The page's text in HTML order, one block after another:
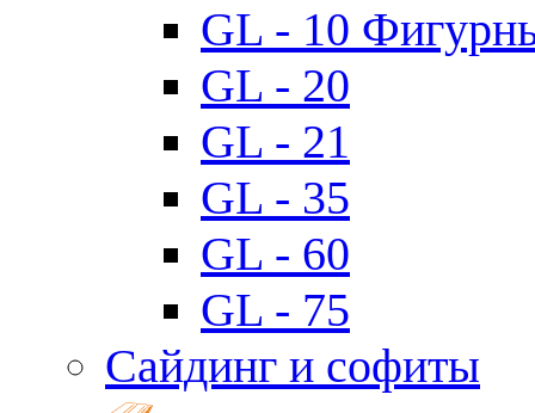
GL - 10
GL - 20
GL - 21
GL - 35
GL - 60
GL - 75
Сайдинг и софиты